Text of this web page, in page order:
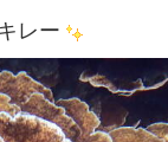
レー